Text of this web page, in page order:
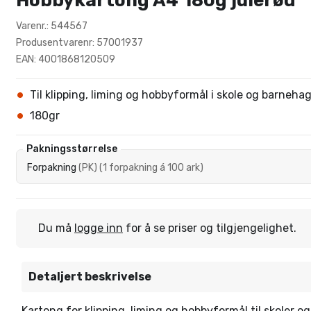
Varenr.: 544567
Produsentvarenr: 57001937
EAN: 4001868120509
Til klipping, liming og hobbyformål i skole og
180gr
Pakningsstørrelse
Forpakning (PK) (1 forpakning á 100 ark)
Du må logge inn for å se priser og tilgjengelighet.
Detaljert beskrivelse